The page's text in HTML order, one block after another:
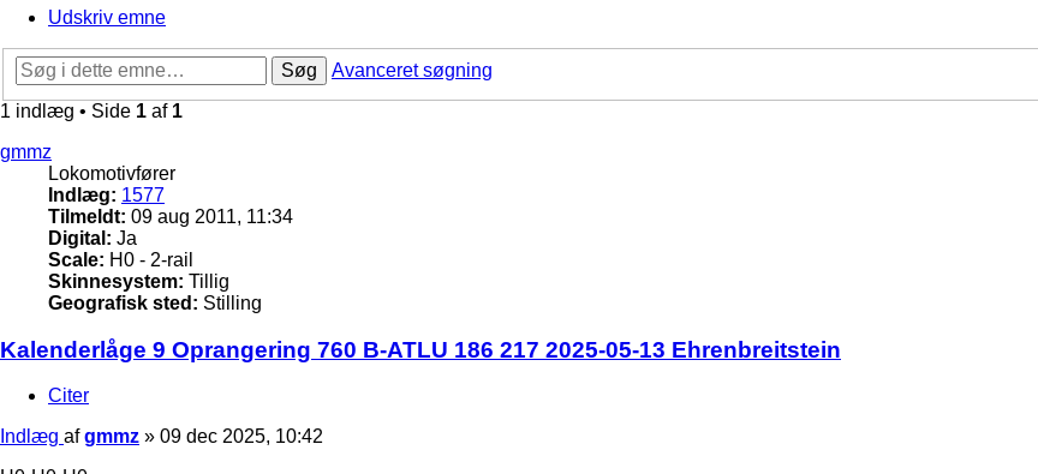
Udskriv emne
Søg
Avanceret søgning
1 indlæg • Side 1 af 1
gmmz
Lokomotivfører
Indlæg: 1577
Tilmeldt: 09 aug 2011, 11:34
Digital: Ja
Scale: H0 - 2-rail
Skinnesystem: Tillig
Geografisk sted: Stilling
Kalenderlåge 9 Oprangering 760 B-ATLU 186 217 2025-05-13 Ehrenbreitstein
Citer
Indlæg afgmmz » 09 dec 2025, 10:42